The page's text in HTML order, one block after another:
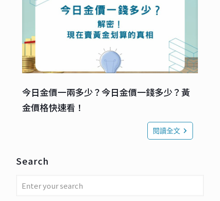
今日金價一兩多少？今日金價一錢多少？黃
金價格快速看！
閱讀全文
Search